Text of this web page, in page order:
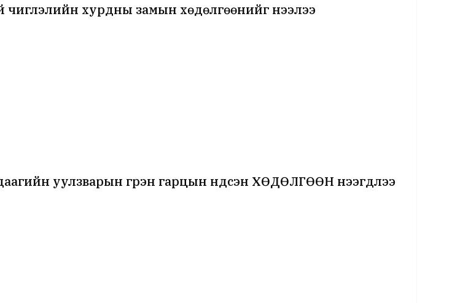
хурдны замын хөдөлгөөнийг нээлээ
уулзварын гүүрэн гарцын үндсэн ХӨДӨЛГӨӨН нээгдлээ